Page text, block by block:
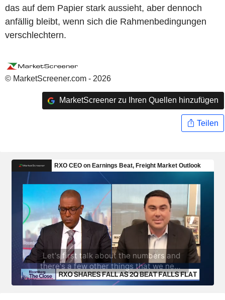
das auf dem Papier stark aussieht, aber dennoch
anfällig bleibt, wenn sich die Rahmenbedingungen
verschlechtern.
© MarketScreener.com - 2026
MarketScreener zu Ihren Quellen hinzufügen
Teilen